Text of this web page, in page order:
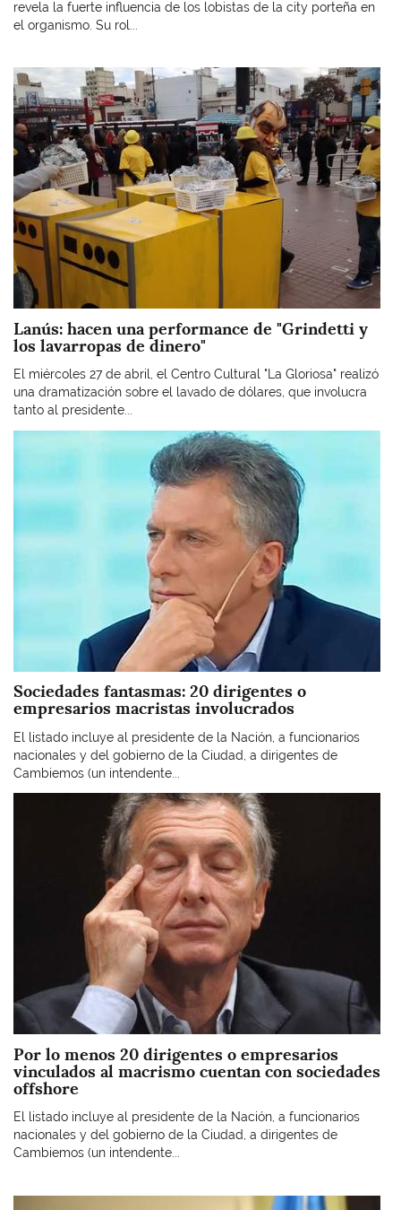
revela la fuerte influencia de los lobistas de la city porteña en
el organismo. Su rol...
Imagen
Lanús: hacen una performance de "Grindetti y
los lavarropas de dinero"
El miércoles 27 de abril, el Centro Cultural "La Gloriosa" realizó
una dramatización sobre el lavado de dólares, que involucra
tanto al presidente...
Sociedades fantasmas: 20 dirigentes o
empresarios macristas involucrados
El listado incluye al presidente de la Nación, a funcionarios
nacionales y del gobierno de la Ciudad, a dirigentes de
Cambiemos (un intendente...
Por lo menos 20 dirigentes o empresarios
vinculados al macrismo cuentan con sociedades
offshore
El listado incluye al presidente de la Nación, a funcionarios
nacionales y del gobierno de la Ciudad, a dirigentes de
Cambiemos (un intendente...